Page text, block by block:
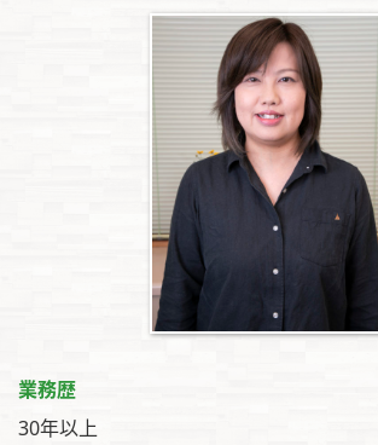
業務歴
30年以上